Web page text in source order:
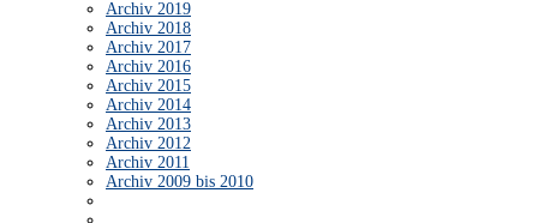
Archiv 2019
Archiv 2018
Archiv 2017
Archiv 2016
Archiv 2015
Archiv 2014
Archiv 2013
Archiv 2012
Archiv 2011
Archiv 2009 bis 2010